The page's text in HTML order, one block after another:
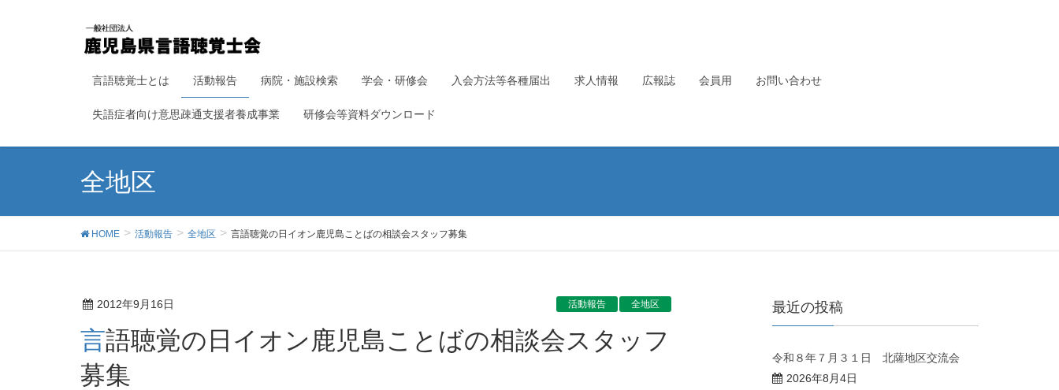
言語聴覚士とは 活動報告 病院・施設検索 学会・研修会 入会方法等各種届出 求人情報 広報誌 会員用 お問い合わせ
失語症者向け意思疎通支援者養成事業 研修会等資料ダウンロード
全地区
HOME 活動報告 全地区 言語聴覚の日イオン鹿児島ことばの相談会スタッフ募集
2012年9月16日 全地区
活動報告
言語聴覚の日イオン鹿児島ことばの相談会スタッフ
募集
最近の投稿
令和８年７月３１日 北薩地区交流会
2026年8月4日